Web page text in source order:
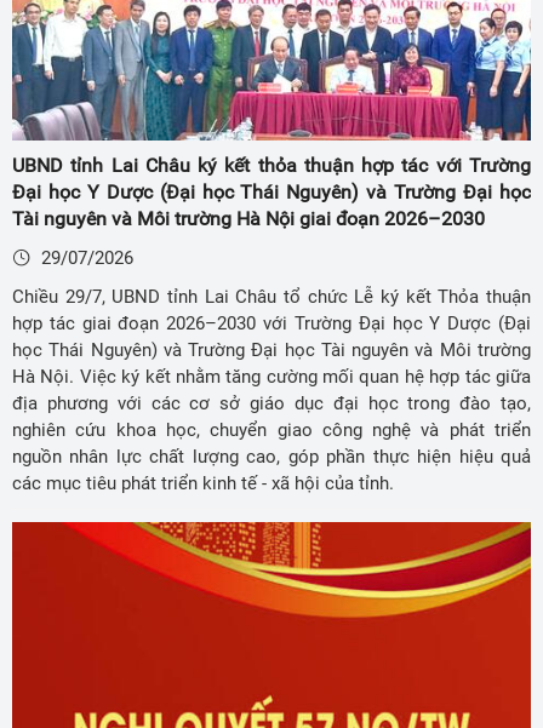
UBND tỉnh Lai Châu ký kết thỏa thuận hợp tác với Trường
Đại học Y Dược (Đại học Thái Nguyên) và Trường Đại học
Tài nguyên và Môi trường Hà Nội giai đoạn 2026–2030
29/07/2026
Chiều 29/7, UBND tỉnh Lai Châu tổ chức Lễ ký kết Thỏa thuận
hợp tác giai đoạn 2026–2030 với Trường Đại học Y Dược (Đại
học Thái Nguyên) và Trường Đại học Tài nguyên và Môi trường
Hà Nội. Việc ký kết nhằm tăng cường mối quan hệ hợp tác giữa
địa phương với các cơ sở giáo dục đại học trong đào tạo,
nghiên cứu khoa học, chuyển giao công nghệ và phát triển
nguồn nhân lực chất lượng cao, góp phần thực hiện hiệu quả
các mục tiêu phát triển kinh tế - xã hội của tỉnh.